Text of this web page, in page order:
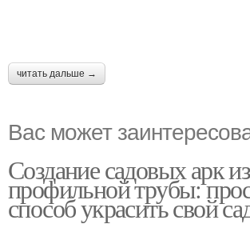
читать дальше →
Вас может
Создание садовых арк из
профильной трубы:
способ украсить свой